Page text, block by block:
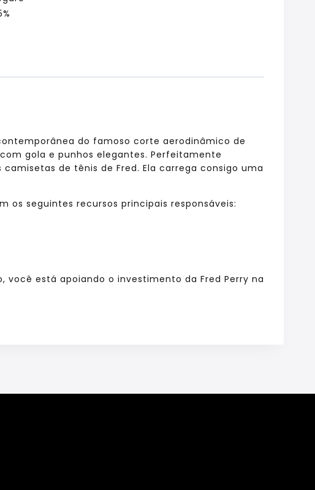
do famoso corte aerodinâmico de
gola e punhos elegantes. Perfeitamente
de tênis de Fred. Ela carrega consigo uma
os seguintes recursos principais responsáveis:
você está apoiando o investimento da Fred Perry na